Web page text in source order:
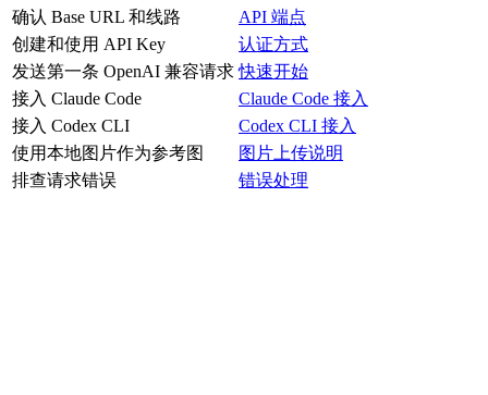
确认 Base URL 和线路
API 端点
创建和使用 API Key
认证方式
发送第一条 OpenAI 兼容请求 快速开始
接入 Claude Code
Claude Code 接入
接入 Codex CLI
Codex CLI 接入
使用本地图片作为参考图
图片上传说明
排查请求错误
错误处理